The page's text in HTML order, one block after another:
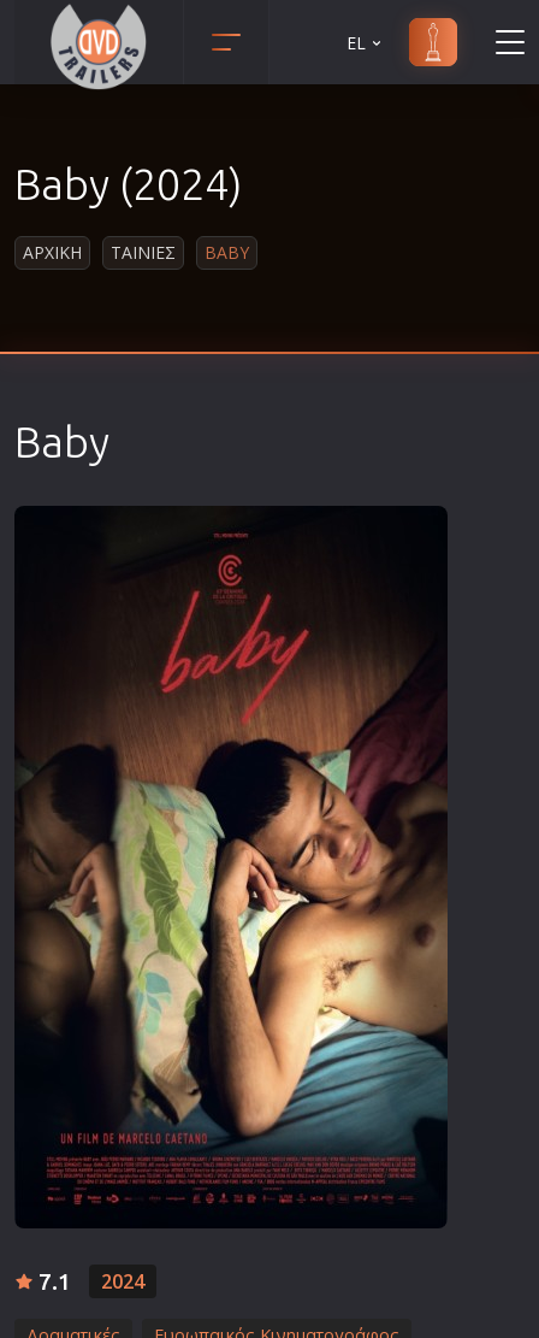
Αστυνομικές
Επιστημονικής Φαντασίας
Εποχής
Ερωτικές
Ευρωπαικός Κινηματογράφος
Θρησκευτικές
Θρίλερ
Ιστορικές
Καταστροφής
Κλασσικές
EL
Baby (2024)
ΑΡΧΙΚΗ ΤΑΙΝΙΕΣ BABY
Baby
7.1 2024